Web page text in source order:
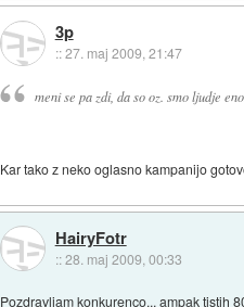
3p
::27. maj 2009, 21:47
meni se pa zdi, da so oz. smo ljudje
Kar tako z neko oglasno kampanijo
HairyFotr
::28. maj 2009, 00:33
Pozdravljam konkurenco... ampak tistih